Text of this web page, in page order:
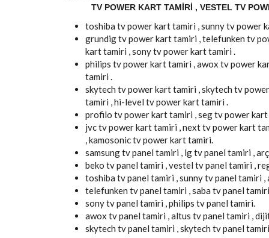
TV POWER KART TAMIRI , VESTEL TV
toshiba tv power kart tamiri , sunny tv power
grundig tv power kart tamiri , telefunken tv
kart tamiri , sony tv power kart tamiri .
philips tv power kart tamiri , awox tv power
tamiri .
skytech tv power kart tamiri , skytech tv
tamiri , hi-level tv power kart tamiri .
profilo tv power kart tamiri , seg tv power
jvc tv power kart tamiri , next tv power kart
, kamosonic tv power kart tamiri.
samsung tv panel tamiri , lg tv panel tamiri ,
beko tv panel tamiri , vestel tv panel tamiri ,
toshiba tv panel tamiri , sunny tv panel tamiri
telefunken tv panel tamiri , saba tv panel
sony tv panel tamiri , philips tv panel tamiri.
awox tv panel tamiri , altus tv panel tamiri ,
skytech tv panel tamiri , skytech tv panel